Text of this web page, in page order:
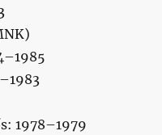
1978–1979